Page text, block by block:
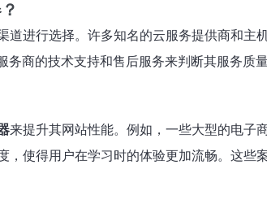
道进行选择。许多知名的云服务提供商和
商的技术支持和售后服务来判断其服务质量
来提升其网站性能。例如，一些大型的电子
使得用户在学习时的体验更加流畅。这些